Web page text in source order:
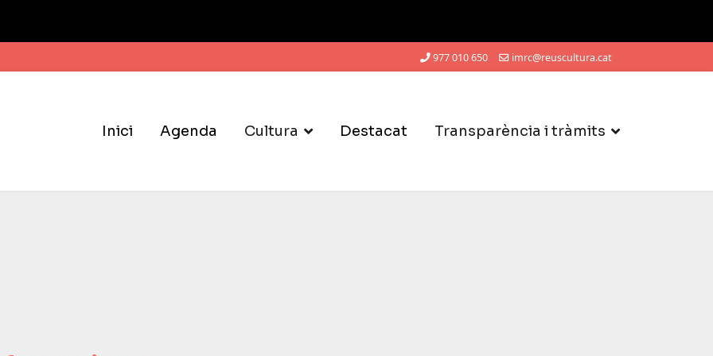
977 010 650 imrc@reuscultura.cat
Inici Agenda Cultura Destacat Transparència i tràmits